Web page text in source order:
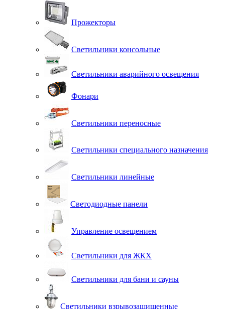
Прожекторы
Светильники консольные
Светильники аварийного освещения
Фонари
Светильники переносные
Светильники специального назначения
Светильники линейные
Светодиодные панели
Управление освещением
Светильники для ЖКХ
Светильники для бани и сауны
Светильники взрывозащищенные